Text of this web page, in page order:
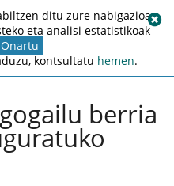
berria
ditu zure nabigazioa
eta analisi estatistikoak
Onartu
kontsultatu hemen.